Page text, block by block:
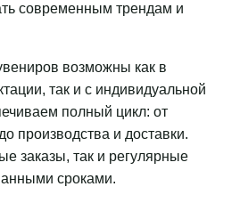
современным трендам и
возможны как в
так и с индивидуальной
полный цикл: от
производства и доставки.
заказы, так и регулярные
сроками.